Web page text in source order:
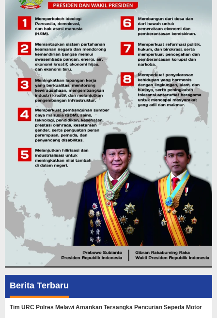
Berita Terbaru
Tim URC Polres Melawi Amankan Tersangka Pencurian Sepeda Motor